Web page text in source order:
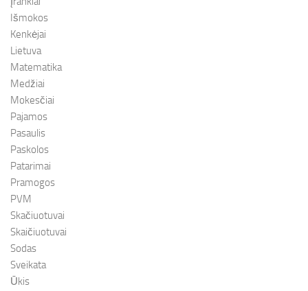
Išmokos
Kenkėjai
Lietuva
Matematika
Medžiai
Mokesčiai
Pajamos
Pasaulis
Paskolos
Patarimai
Pramogos
PVM
Skačiuotuvai
Skaičiuotuvai
Sodas
Sveikata
Ūkis